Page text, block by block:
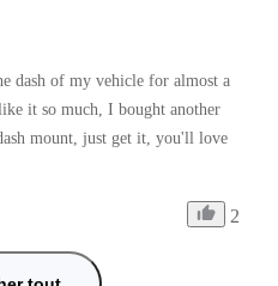
dash of my vehicle for almost a
it so much, I bought another
mount, just get it, you'll love
2